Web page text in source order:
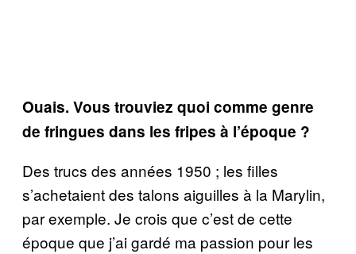
Ouais. Vous trouviez quoi comme genre
de fringues dans les fripes à l’époque ?
Des trucs des années 1950 ; les filles
s’achetaient des talons aiguilles à la Marylin,
par exemple. Je crois que c’est de cette
époque que j’ai gardé ma passion pour les